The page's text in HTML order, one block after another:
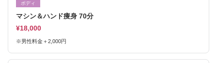
ボディ
マシン＆ハンド痩身 70分
¥18,000
※男性料金＋2,000円